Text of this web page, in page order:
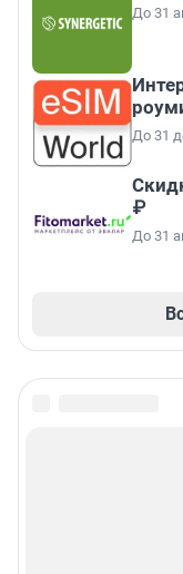
До 31
До 31
₽
До 31